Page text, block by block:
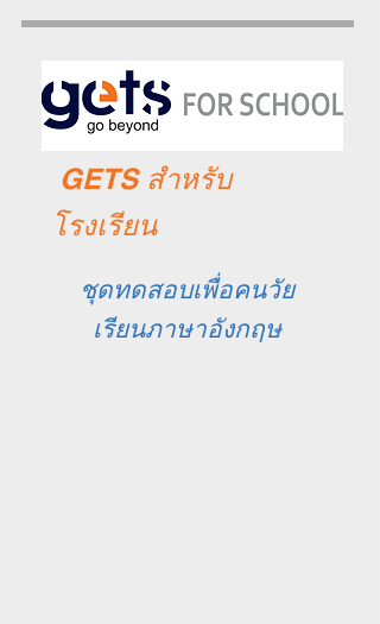
GETS สำหรับ
โรงเรียน
ชุดทดสอบเพื่อคนวัย
เรียนภาษาอังกฤษ